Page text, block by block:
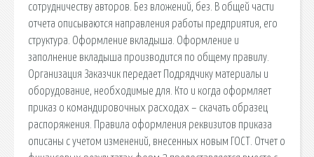
сотрудничеству авторов. Без вложений, без. В общей части
отчета описываются направления работы предприятия, его
структура. Оформление вкладыша. Оформление и
заполнение вкладыша производится по общему правилу.
Организация Заказчик передает Подрядчику материалы и
оборудование, необходимые для. Кто и когда оформляет
приказ о командировочных расходах – скачать образец
распоряжения. Правила оформления реквизитов приказа
описаны с учетом изменений, внесенных новым ГОСТ. Отчет о